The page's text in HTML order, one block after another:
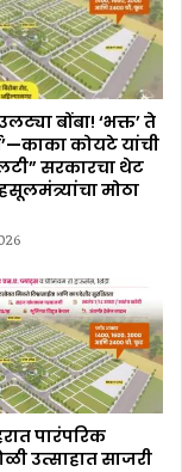
बोंबा! ‘भक्त’ ते
कोयटे यांची
सरकारचा थेट
मोठा
पारंपरिक
उत्साहात साजरी